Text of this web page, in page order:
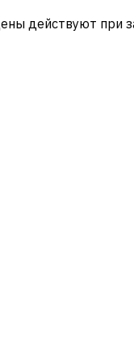
действуют при